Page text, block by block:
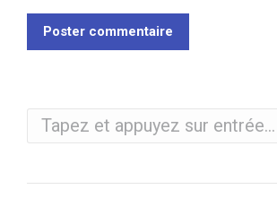
Poster commentaire
Recherche
: